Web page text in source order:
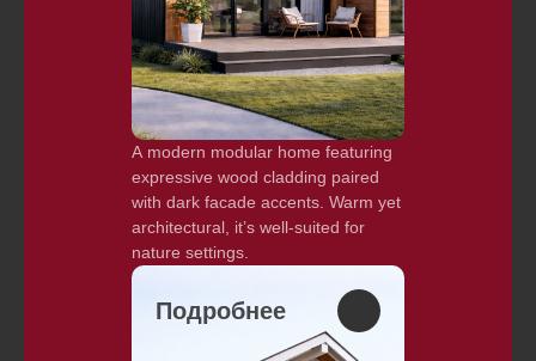
A modern modular home featuring
expressive wood cladding paired
with dark facade accents. Warm yet
architectural, it’s well-suited for
nature settings.
Подробнее